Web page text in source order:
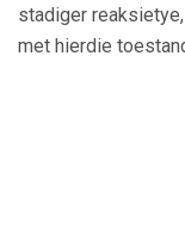
stadiger
met hierdie